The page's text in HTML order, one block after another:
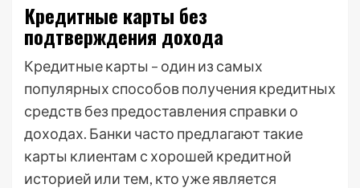
Кредитные карты без
подтверждения дохода
Кредитные карты – один из самых
популярных способов получения кредитных
средств без предоставления справки о
доходах. Банки часто предлагают такие
карты клиентам с хорошей кредитной
историей или тем, кто уже является